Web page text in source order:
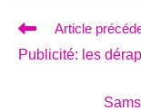
Read
articles
Article
Publicité: les